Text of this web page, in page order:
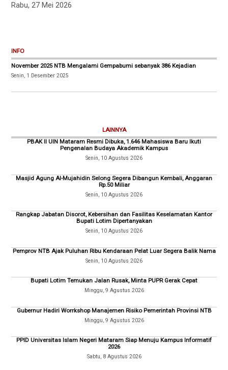
Rabu, 27 Mei 2026
INFO
November 2025 NTB Mengalami Gempabumi sebanyak 386 Kejadian
Senin, 1 Desember 2025
LAINNYA
PBAK II UIN Mataram Resmi Dibuka, 1.646 Mahasiswa Baru Ikuti
Pengenalan Budaya Akademik Kampus
Senin, 10 Agustus 2026
Masjid Agung Al-Mujahidin Selong Segera Dibangun Kembali, Anggaran
Rp.50 Miliar
Senin, 10 Agustus 2026
Rangkap Jabatan Disorot, Kebersihan dan Fasilitas Keselamatan Kantor
Bupati Lotim Dipertanyakan
Senin, 10 Agustus 2026
Pemprov NTB Ajak Puluhan Ribu Kendaraan Pelat Luar Segera Balik Nama
Senin, 10 Agustus 2026
Bupati Lotim Temukan Jalan Rusak, Minta PUPR Gerak Cepat
Minggu, 9 Agustus 2026
Gubernur Hadiri Worrkshop Manajemen Risiko Pemerintah Provinsi NTB
Minggu, 9 Agustus 2026
PPID Universitas Islam Negeri Mataram Siap Menuju Kampus Informatif
2026
Sabtu, 8 Agustus 2026